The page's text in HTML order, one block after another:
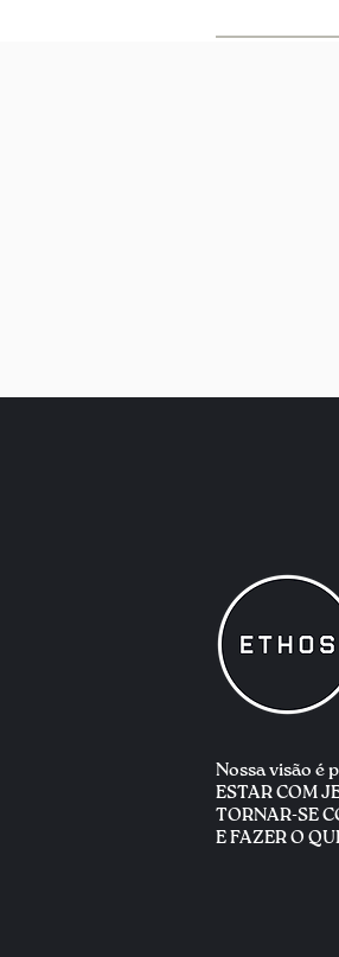
Nossa visão é
ESTAR COM
TORNAR-SE
E FAZER O